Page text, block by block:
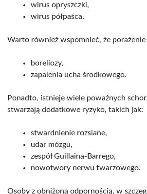
wirus opryszczki,
wirus półpaśca.
Warto również wspomnieć, że porażenie
boreliozy,
zapalenia ucha środkowego.
Ponadto, istnieje wiele poważnych
stwarzają dodatkowe ryzyko, takich jak:
stwardnienie rozsiane,
udar mózgu,
zespół Guillaina-Barrego,
nowotwory nerwu twarzowego.
Osoby z obniżoną odpornością, w